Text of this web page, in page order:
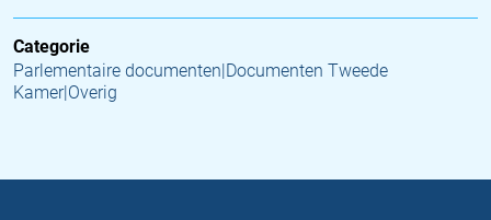
Categorie
Parlementaire documenten|Documenten Tweede
Kamer|Overig